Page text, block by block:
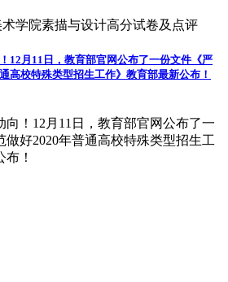
学院素描与设计高分试卷及点评
12月11日，教育部官网公布了一份文件《严
高校特殊类型招生工作》教育部最新公布！
向！12月11日，教育部官网公布了一
做好2020年普通高校特殊类型招生工
！